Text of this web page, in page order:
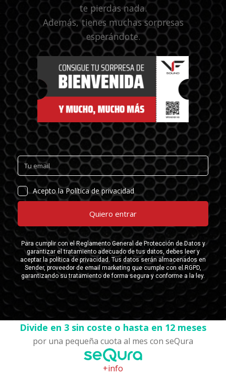
te pierdas nada.
Además, tienes muchas sorpresas
esperándote.
Divide en 3 sin coste o hasta en 12 meses
por una pequeña cuota al mes con seQura
+info